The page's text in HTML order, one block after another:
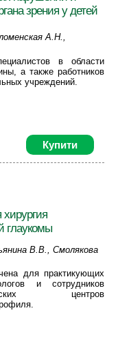
зрения у детей
А.Н.,
в области
а также работников
учреждений.
Купити
глаукомы
В.В., Смолякова
для практикующих
и сотрудников
центров